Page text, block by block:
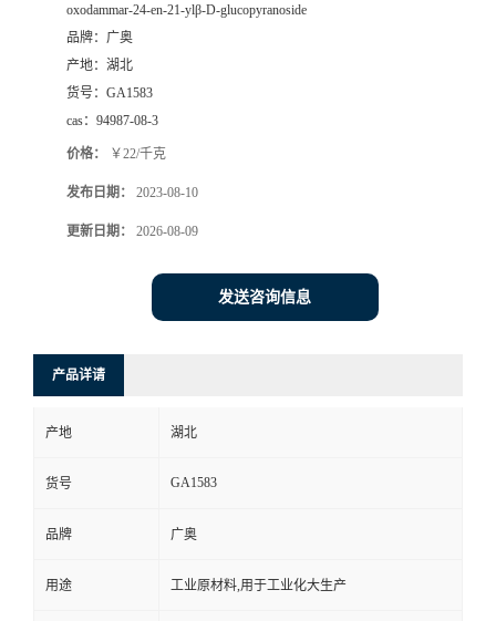
oxodammar-24-en-21-ylβ-D-glucopyranoside
品牌： 广奥
产地： 湖北
货号： GA1583
cas： 94987-08-3
价格： ￥22/千克
发布日期： 2023-08-10
更新日期： 2026-08-09
发送咨询信息
产品详请
产地 湖北
货号 GA1583
品牌 广奥
用途 工业原材料,用于工业化大生产